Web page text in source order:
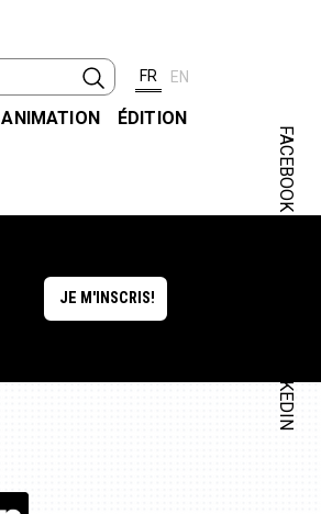
FR EN
ANIMATION ÉDITION
FACEBOOK
LINKEDIN